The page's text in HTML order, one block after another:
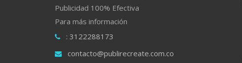
Publicidad 100% Efectiva
Para más información
: 3122288173
contacto@publirecreate.com.co